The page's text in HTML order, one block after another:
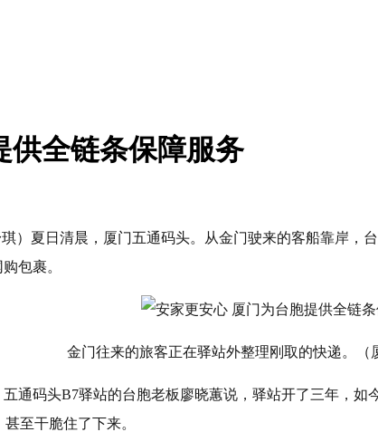
供全链条保障服务
）夏日清晨，厦门五通码头。从金门驶来的客船靠岸
包裹。
金门往来的旅客正在驿站外整理刚取的快递。（
通码头B7驿站的台胞老板廖晓蕙说，驿站开了三年，
至干脆住了下来。